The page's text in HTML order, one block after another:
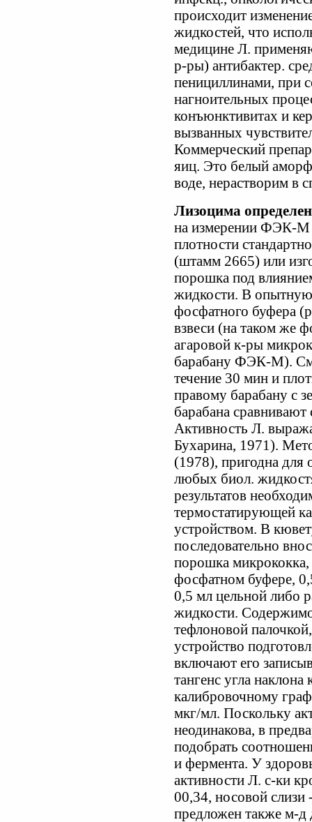
происходит
жидкостей, что
медицине Л.
р-ры) антибактер.
пенициллинами, при
нагноительных
конъюнктивитах и
вызванных
Коммерческий
яиц. Это белый
воде, нерастворим в
Лизоцима
на измерении ФЭК-М
плотности
(штамм 2665) или
порошка под
жидкости. В
фосфатного буфера
взвеси (на таком же
агаровой к-ры
барабану ФЭК-М).
течение 30 мин и
правому барабану с
барабана
Активность Л.
Бухарина, 1971).
(1978), пригодна для
любых биол.
результатов
термостатирующей
устройством. В
последовательно
порошка
фосфатном буфере,
0,5 мл цельной либо
жидкости.
тефлоновой
устройство
включают его
тангенс угла
калибровочному
мкг/мл. Поскольку
неодинакова, в
подобрать
и фермента. У
активности Л. с-ки
00,34, носовой
предложен также м-д